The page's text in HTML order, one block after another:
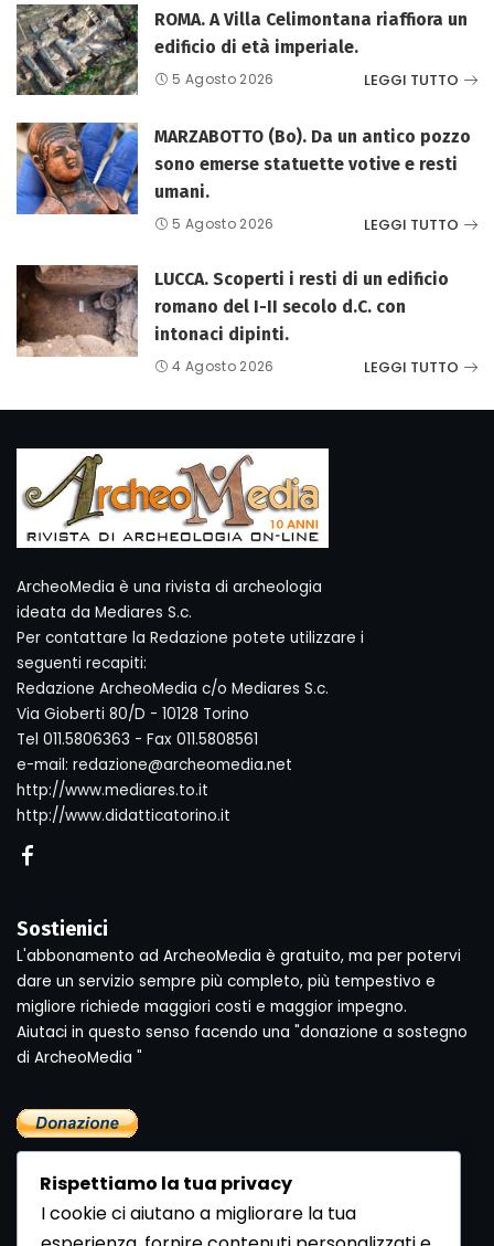
ROMA. A Villa Celimontana riaffiora un
edificio di età imperiale.
5 Agosto 2026 LEGGI TUTTO
MARZABOTTO (Bo). Da un antico pozzo
sono emerse statuette votive e resti
umani.
5 Agosto 2026 LEGGI TUTTO
LUCCA. Scoperti i resti di un edificio
romano del I-II secolo d.C. con
intonaci dipinti.
4 Agosto 2026 LEGGI TUTTO
ArcheoMedia è una rivista di archeologia
ideata da Mediares S.c.
Per contattare la Redazione potete utilizzare i
seguenti recapiti:
Redazione ArcheoMedia c/o Mediares S.c.
Via Gioberti 80/D - 10128 Torino
Tel 011.5806363 - Fax 011.5808561
e-mail: redazione@archeomedia.net
http://www.mediares.to.it
http://www.didatticatorino.it
Sostienici
L'abbonamento ad ArcheoMedia è gratuito, ma per potervi
dare un servizio sempre più completo, più tempestivo e
migliore richiede maggiori costi e maggior impegno.
Aiutaci in questo senso facendo una "donazione a sostegno
di ArcheoMedia "
Rispettiamo la tua privacy
I cookie ci aiutano a migliorare la tua